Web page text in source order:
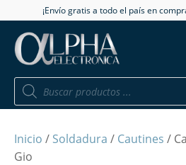
¡Envío gratis a todo el país en
Búsqueda
productos
Inicio / Soldadura / Cautines /
Gio